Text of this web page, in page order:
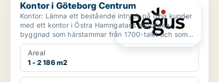
Kontor i Göteborg Centrum
Kontor: Lämna ett bestående intryck på dina kunder
med ett kontor i Östra Hamngatans historiska
byggnad som härstammar från 1700-talet och som
har en distink...
Areal
1 - 2 186 m2